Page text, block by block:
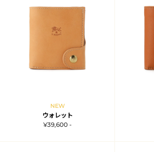
NEW
ウォレット
¥39,600 -